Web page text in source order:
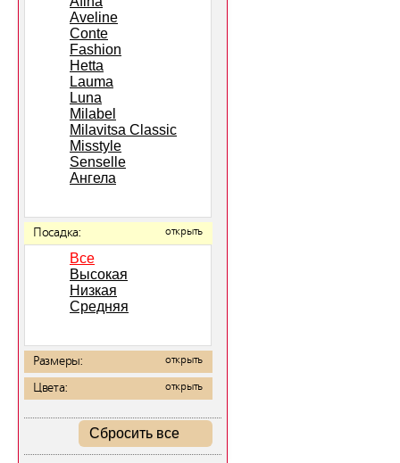
Aveline
Conte
Fashion
Hetta
Lauma
Luna
Milabel
Milavitsa Classic
Misstyle
Senselle
Ангела
Посадка: открыть
Все
Высокая
Низкая
Средняя
Размеры: открыть
Цвета: открыть
Сбросить все